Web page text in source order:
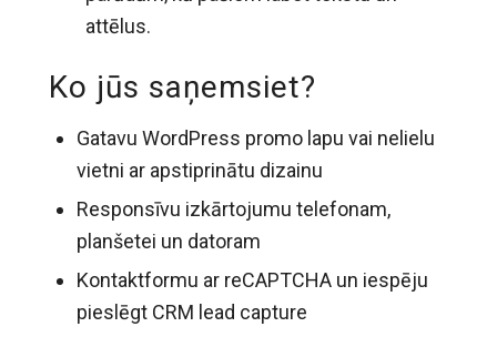
attēlus.
Ko jūs saņemsiet?
Gatavu WordPress promo lapu vai nelielu
vietni ar apstiprinātu dizainu
Responsīvu izkārtojumu telefonam,
planšetei un datoram
Kontaktformu ar reCAPTCHA un iespēju
pieslēgt CRM lead capture